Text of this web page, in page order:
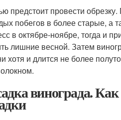
предстоит провести
побегов в более старые, а
в октябре-ноябре, тогда и
лишние весной. Затем
хотя и длится не более
винограда.